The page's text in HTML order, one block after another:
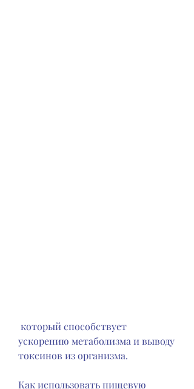
ускорению метаболизма и выводу
токсинов из организма.
Как использовать пищевую